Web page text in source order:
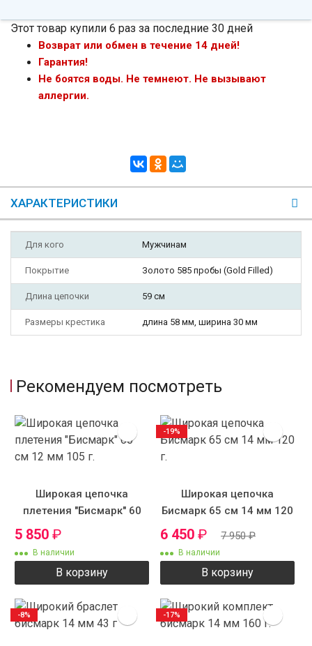
Этот товар купили 6 раз за последние 30 дней
Возврат или обмен в течение 14 дней!
Гарантия!
Не боятся воды. Не темнеют. Не вызывают
аллергии.
ХАРАКТЕРИСТИКИ
Для кого Мужчинам
Покрытие Золото 585 пробы (Gold Filled)
Длина цепочки 59 см
Размеры крестика длина 58 мм, ширина 30 мм
Рекомендуем посмотреть
Широкая цепочка
плетения "Бисмарк" 60
см 12 мм 105 г.
5 850 ₽
В наличии
В корзину
Широкая цепочка
Бисмарк 65 см 14 мм 120
6 450 ₽ 7 950₽
В наличии
В корзину
-19%
-8% -17%